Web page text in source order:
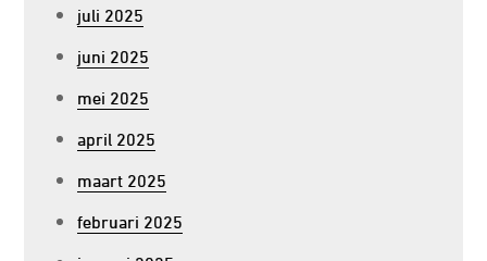
juli 2025
juni 2025
mei 2025
april 2025
maart 2025
februari 2025